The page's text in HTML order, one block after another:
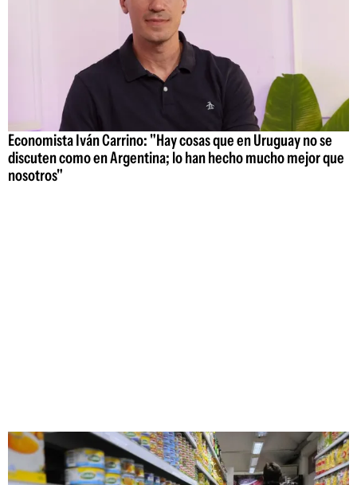
Economista Iván Carrino: "Hay cosas que en Uruguay no se
discuten como en Argentina; lo han hecho mucho mejor que
nosotros"